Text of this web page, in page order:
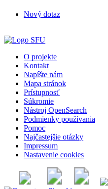
Nový dotaz
O projekte
Kontakt
Napíšte nám
Mapa stránok
Prístupnosť
Súkromie
Nástroj OpenSearch
Podmienky používania
Pomoc
Najčastejšie otázky
Impressum
Nastavenie cookies